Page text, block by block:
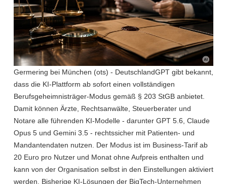
Germering bei München (ots) - DeutschlandGPT gibt bekannt,
dass die KI-Plattform ab sofort einen vollständigen
Berufsgeheimnisträger-Modus gemäß § 203 StGB anbietet.
Damit können Ärzte, Rechtsanwälte, Steuerberater und
Notare alle führenden KI-Modelle - darunter GPT 5.6, Claude
Opus 5 und Gemini 3.5 - rechtssicher mit Patienten- und
Mandantendaten nutzen. Der Modus ist im Business-Tarif ab
20 Euro pro Nutzer und Monat ohne Aufpreis enthalten und
kann von der Organisation selbst in den Einstellungen aktiviert
werden. Bisherige KI-Lösungen der BigTech-Unternehmen